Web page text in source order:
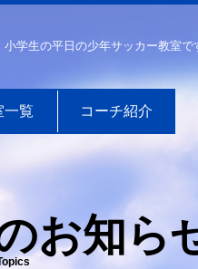
学生の平日の少年サッカー教室で
一覧 コーチ紹介
お知ら